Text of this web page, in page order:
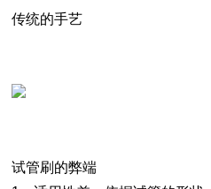
传统的手艺
试管刷的弊端